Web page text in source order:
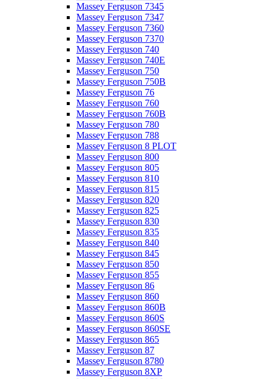
Massey Ferguson 7345
Massey Ferguson 7347
Massey Ferguson 7360
Massey Ferguson 7370
Massey Ferguson 740
Massey Ferguson 740E
Massey Ferguson 750
Massey Ferguson 750B
Massey Ferguson 76
Massey Ferguson 760
Massey Ferguson 760B
Massey Ferguson 780
Massey Ferguson 788
Massey Ferguson 8 PLOT
Massey Ferguson 800
Massey Ferguson 805
Massey Ferguson 810
Massey Ferguson 815
Massey Ferguson 820
Massey Ferguson 825
Massey Ferguson 830
Massey Ferguson 835
Massey Ferguson 840
Massey Ferguson 845
Massey Ferguson 850
Massey Ferguson 855
Massey Ferguson 86
Massey Ferguson 860
Massey Ferguson 860B
Massey Ferguson 860S
Massey Ferguson 860SE
Massey Ferguson 865
Massey Ferguson 87
Massey Ferguson 8780
Massey Ferguson 8XP